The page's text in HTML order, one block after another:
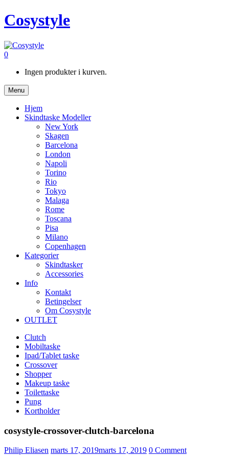
Cosystyle
0
Ingen produkter i kurven.
Menu
Hjem
Skindtaske Modeller
New York
Skagen
Barcelona
London
Napoli
Torino
Rio
Tokyo
Malaga
Rome
Toscana
Pisa
Milano
Copenhagen
Kategorier
Skindtasker
Accessories
Info
Kontakt
Betingelser
Om Cosystyle
OUTLET
Clutch
Mobiltaske
Ipad/Tablet taske
Crossover
Shopper
Makeup taske
Toilettaske
Pung
Kortholder
cosystyle-crossover-clutch-barcelona
Philip Eliasen Udgivet
marts 17, 2019marts 17, 2019 0 Comment